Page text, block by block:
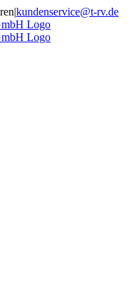
|kundenservice@t-rv.de